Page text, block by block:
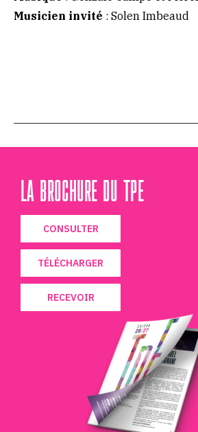
Musicien invité : Solen Imbeaud
LA BROCHURE DU TPE
CONSULTER
TÉLÉCHARGER
RECEVOIR